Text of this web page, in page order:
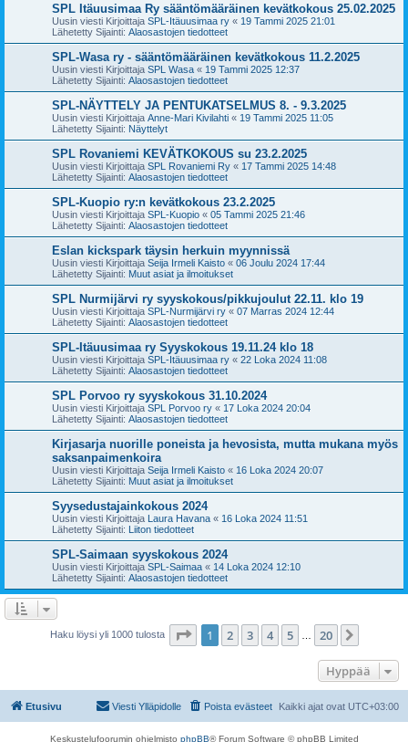
SPL Itäuusimaa Ry sääntömääräinen kevätkokous 25.02.2025
Uusin viesti Kirjoittaja SPL-Itäuusimaa ry « 19 Tammi 2025 21:01
Lähetetty Sijainti: Alaosastojen tiedotteet
SPL-Wasa ry - sääntömääräinen kevätkokous 11.2.2025
Uusin viesti Kirjoittaja SPL Wasa « 19 Tammi 2025 12:37
Lähetetty Sijainti: Alaosastojen tiedotteet
SPL-NÄYTTELY JA PENTUKATSELMUS 8. - 9.3.2025
Uusin viesti Kirjoittaja Anne-Mari Kivilahti « 19 Tammi 2025 11:05
Lähetetty Sijainti: Näyttelyt
SPL Rovaniemi KEVÄTKOKOUS su 23.2.2025
Uusin viesti Kirjoittaja SPL Rovaniemi Ry « 17 Tammi 2025 14:48
Lähetetty Sijainti: Alaosastojen tiedotteet
SPL-Kuopio ry:n kevätkokous 23.2.2025
Uusin viesti Kirjoittaja SPL-Kuopio « 05 Tammi 2025 21:46
Lähetetty Sijainti: Alaosastojen tiedotteet
Eslan kickspark täysin herkuin myynnissä
Uusin viesti Kirjoittaja Seija Irmeli Kaisto « 06 Joulu 2024 17:44
Lähetetty Sijainti: Muut asiat ja ilmoitukset
SPL Nurmijärvi ry syyskokous/pikkujoulut 22.11. klo 19
Uusin viesti Kirjoittaja SPL-Nurmijärvi ry « 07 Marras 2024 12:44
Lähetetty Sijainti: Alaosastojen tiedotteet
SPL-Itäuusimaa ry Syyskokous 19.11.24 klo 18
Uusin viesti Kirjoittaja SPL-Itäuusimaa ry « 22 Loka 2024 11:08
Lähetetty Sijainti: Alaosastojen tiedotteet
SPL Porvoo ry syyskokous 31.10.2024
Uusin viesti Kirjoittaja SPL Porvoo ry « 17 Loka 2024 20:04
Lähetetty Sijainti: Alaosastojen tiedotteet
Kirjasarja nuorille poneista ja hevosista, mutta mukana myös
saksanpaimenkoira
Uusin viesti Kirjoittaja Seija Irmeli Kaisto « 16 Loka 2024 20:07
Lähetetty Sijainti: Muut asiat ja ilmoitukset
Syysedustajainkokous 2024
Uusin viesti Kirjoittaja Laura Havana « 16 Loka 2024 11:51
Lähetetty Sijainti: Liiton tiedotteet
SPL-Saimaan syyskokous 2024
Uusin viesti Kirjoittaja SPL-Saimaa « 14 Loka 2024 12:10
Lähetetty Sijainti: Alaosastojen tiedotteet
Haku löysi yli 1000 tulosta Sivu /20
1 2 3 4 5 20
Hyppää
Etusivu Kaikki ajat ovat UTC+03:00
Poista evästeet
Viesti Ylläpidolle
Keskustelufoorumin ohjelmisto phpBB® Forum Software © phpBB Limited